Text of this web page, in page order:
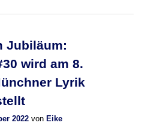
Jubiläum:
wird am 8.
Lyrik
2022 von Eike